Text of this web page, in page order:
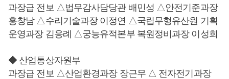
과장급 전보 △법무감사담당관 배민성 △안전기준과장
홍창남 △수리기술과장 이정연 △국립무형유산원 기획
운영과장 김응례 △궁능유적본부 복원정비과장 이성희
◆ 산업통상자원부
과장급 전보 △산업환경과장 장근무 △ 전자전기과장